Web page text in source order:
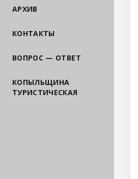
АРХИВ
КОНТАКТЫ
ВОПРОС — ОТВЕТ
КОПЫЛЬЩИНА
ТУРИСТИЧЕСКАЯ